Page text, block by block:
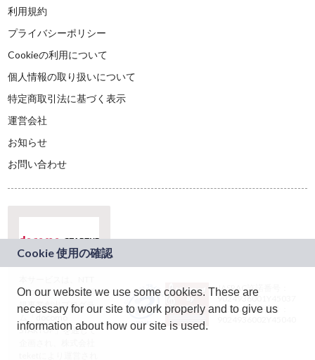
利用規約
プライバシーポリシー
Cookieの利用について
個人情報の取り扱いについて
特定商取引法に基づく表示
運営会社
お知らせ
お問い合わせ
ドコモグループの新
規事業創出プログラ
ム「docomo
STARTUP」を通じて
JASRAC許諾番号：
9024936001Y45037
JASRAC許諾番号：
On our website we use some cookies. These are
necessary for our site to work properly and to give us
information about how our site is used.